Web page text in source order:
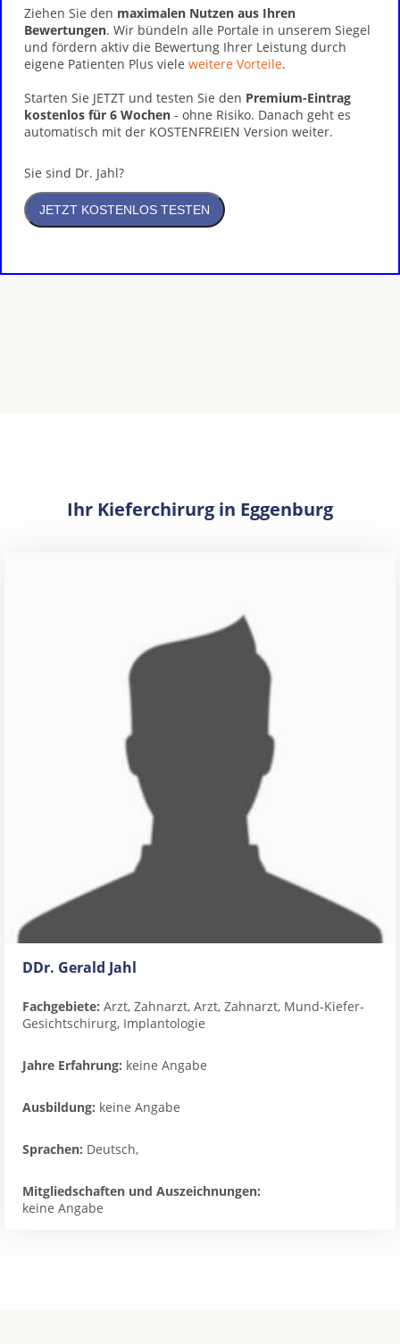
Ziehen Sie den maximalen Nutzen aus Ihren
Bewertungen. Wir bündeln alle Portale in unserem Siegel
und fördern aktiv die Bewertung Ihrer Leistung durch
eigene Patienten Plus viele weitere Vorteile.
Starten Sie JETZT und testen Sie den Premium-Eintrag
kostenlos für 6 Wochen - ohne Risiko. Danach geht es
automatisch mit der KOSTENFREIEN Version weiter.
Sie sind Dr. Jahl?
Ihr Kieferchirurg in Eggenburg
DDr. Gerald Jahl
Fachgebiete: Arzt, Zahnarzt, Arzt, Zahnarzt, Mund-Kiefer-
Gesichtschirurg, Implantologie
Jahre Erfahrung: keine Angabe
Ausbildung: keine Angabe
Sprachen: Deutsch,
Mitgliedschaften und Auszeichnungen:
keine Angabe